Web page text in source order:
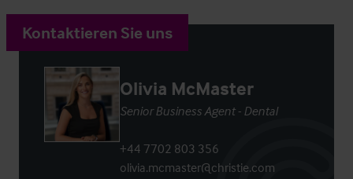
Kontaktieren Sie uns
Olivia McMaster
Senior Business Agent - Dental
+44 7702 803 356
olivia.mcmaster@christie.com